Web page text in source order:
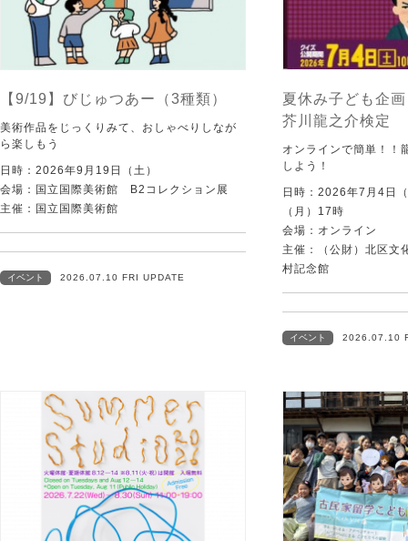
【9/19】びじゅつあー（3種類）
美術作品をじっくりみて、おしゃべりしなが
ら楽しもう
日時：2026年9月19日（土）
会場：国立国際美術館 B2コレクション展
主催：国立国際美術館
イベント 2026.07.10 FRI UPDATE
夏休み子ども企
芥川龍之介検定
オンラインで簡単！！
しよう！
日時：2026年7月4日
（月）17時
会場：オンライン
主催：（公財）北区
村記念館
イベント 2026.07.10